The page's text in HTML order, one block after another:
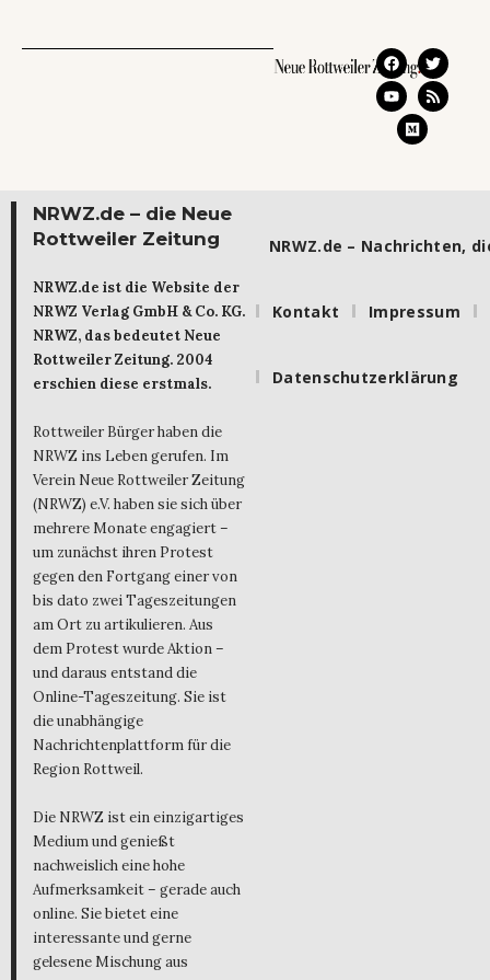
NRWZ.de – die Neue
Rottweiler Zeitung
NRWZ.de ist die Website der
NRWZ Verlag GmbH & Co. KG.
NRWZ, das bedeutet Neue
Rottweiler Zeitung. 2004
erschien diese erstmals.
Rottweiler Bürger haben die
NRWZ ins Leben gerufen. Im
Verein Neue Rottweiler Zeitung
(NRWZ) e.V. haben sie sich über
mehrere Monate engagiert –
um zunächst ihren Protest
gegen den Fortgang einer von
bis dato zwei Tageszeitungen
am Ort zu artikulieren. Aus
dem Protest wurde Aktion –
und daraus entstand die
Online-Tageszeitung. Sie ist
die unabhängige
Nachrichtenplattform für die
Region Rottweil.
Die NRWZ ist ein einzigartiges
Medium und genießt
nachweislich eine hohe
Aufmerksamkeit – gerade auch
online. Sie bietet eine
interessante und gerne
gelesene Mischung aus
NRWZ.de – Nachrichten,
Kontakt Impressum
Datenschutzerklärung